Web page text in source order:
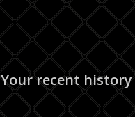
Your recent history